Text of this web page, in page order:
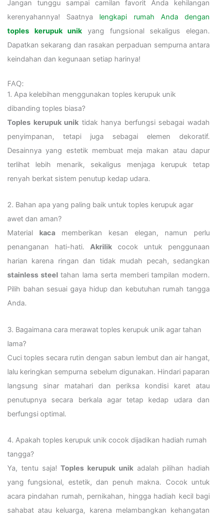
Jangan tunggu sampai camilan favorit Anda kehilangan
kerenyahannya! Saatnya lengkapi rumah Anda dengan
toples kerupuk unikyang fungsional sekaligus elegan.
Dapatkan sekarang dan rasakan perpaduan sempurna antara
keindahan dan kegunaan setiap harinya!
FAQ:
1. Apa kelebihan menggunakan toples kerupuk unik
dibanding toples biasa?
Toples kerupuk unik tidak hanya berfungsi sebagai wadah
penyimpanan, tetapi juga sebagai elemen dekoratif.
Desainnya yang estetik membuat meja makan atau dapur
terlihat lebih menarik, sekaligus menjaga kerupuk tetap
renyah berkat sistem penutup kedap udara.
2. Bahan apa yang paling baik untuk toples kerupuk agar
awet dan aman?
Material kaca memberikan kesan elegan, namun perlu
penanganan hati-hati. Akrilik cocok untuk penggunaan
harian karena ringan dan tidak mudah pecah, sedangkan
stainless steel tahan lama serta memberi tampilan modern.
Pilih bahan sesuai gaya hidup dan kebutuhan rumah tangga
Anda.
3. Bagaimana cara merawat toples kerupuk unik agar tahan
lama?
Cuci toples secara rutin dengan sabun lembut dan air hangat,
lalu keringkan sempurna sebelum digunakan. Hindari paparan
langsung sinar matahari dan periksa kondisi karet atau
penutupnya secara berkala agar tetap kedap udara dan
berfungsi optimal.
4. Apakah toples kerupuk unik cocok dijadikan hadiah rumah
tangga?
Ya, tentu saja!Toples kerupuk unikadalah pilihan hadiah
yang fungsional, estetik, dan penuh makna. Cocok untuk
acara pindahan rumah, pernikahan, hingga hadiah kecil bagi
sahabat atau keluarga, karena melambangkan kehangatan